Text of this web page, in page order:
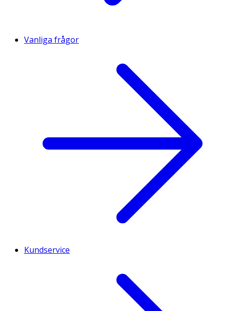
Vanliga frågor
Kundservice